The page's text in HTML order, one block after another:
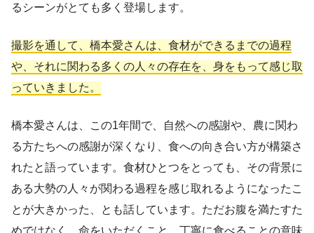
るシーンがとても多く登場します。
撮影を通して、橋本愛さんは、食材ができるまでの過程
や、それに関わる多くの人々の存在を、身をもって感じ取
っていきました。
橋本愛さんは、この1年間で、自然への感謝や、農に関わ
る方たちへの感謝が深くなり、食への向き合い方が構築さ
れたと語っています。食材ひとつをとっても、その背景に
ある大勢の人々が関わる過程を感じ取れるようになったこ
とが大きかった、とも話しています。ただお腹を満たすた
めではなく、命をいただくこと、丁寧に食べることの意味